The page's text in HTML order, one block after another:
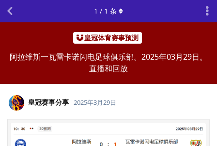
皇冠体育赛事预测
阿拉维斯一瓦雷卡诺闪电足球俱乐部。2025年03月29日。
直播和回放
1 / 1 条
皇冠赛事分享 2025年3月29日